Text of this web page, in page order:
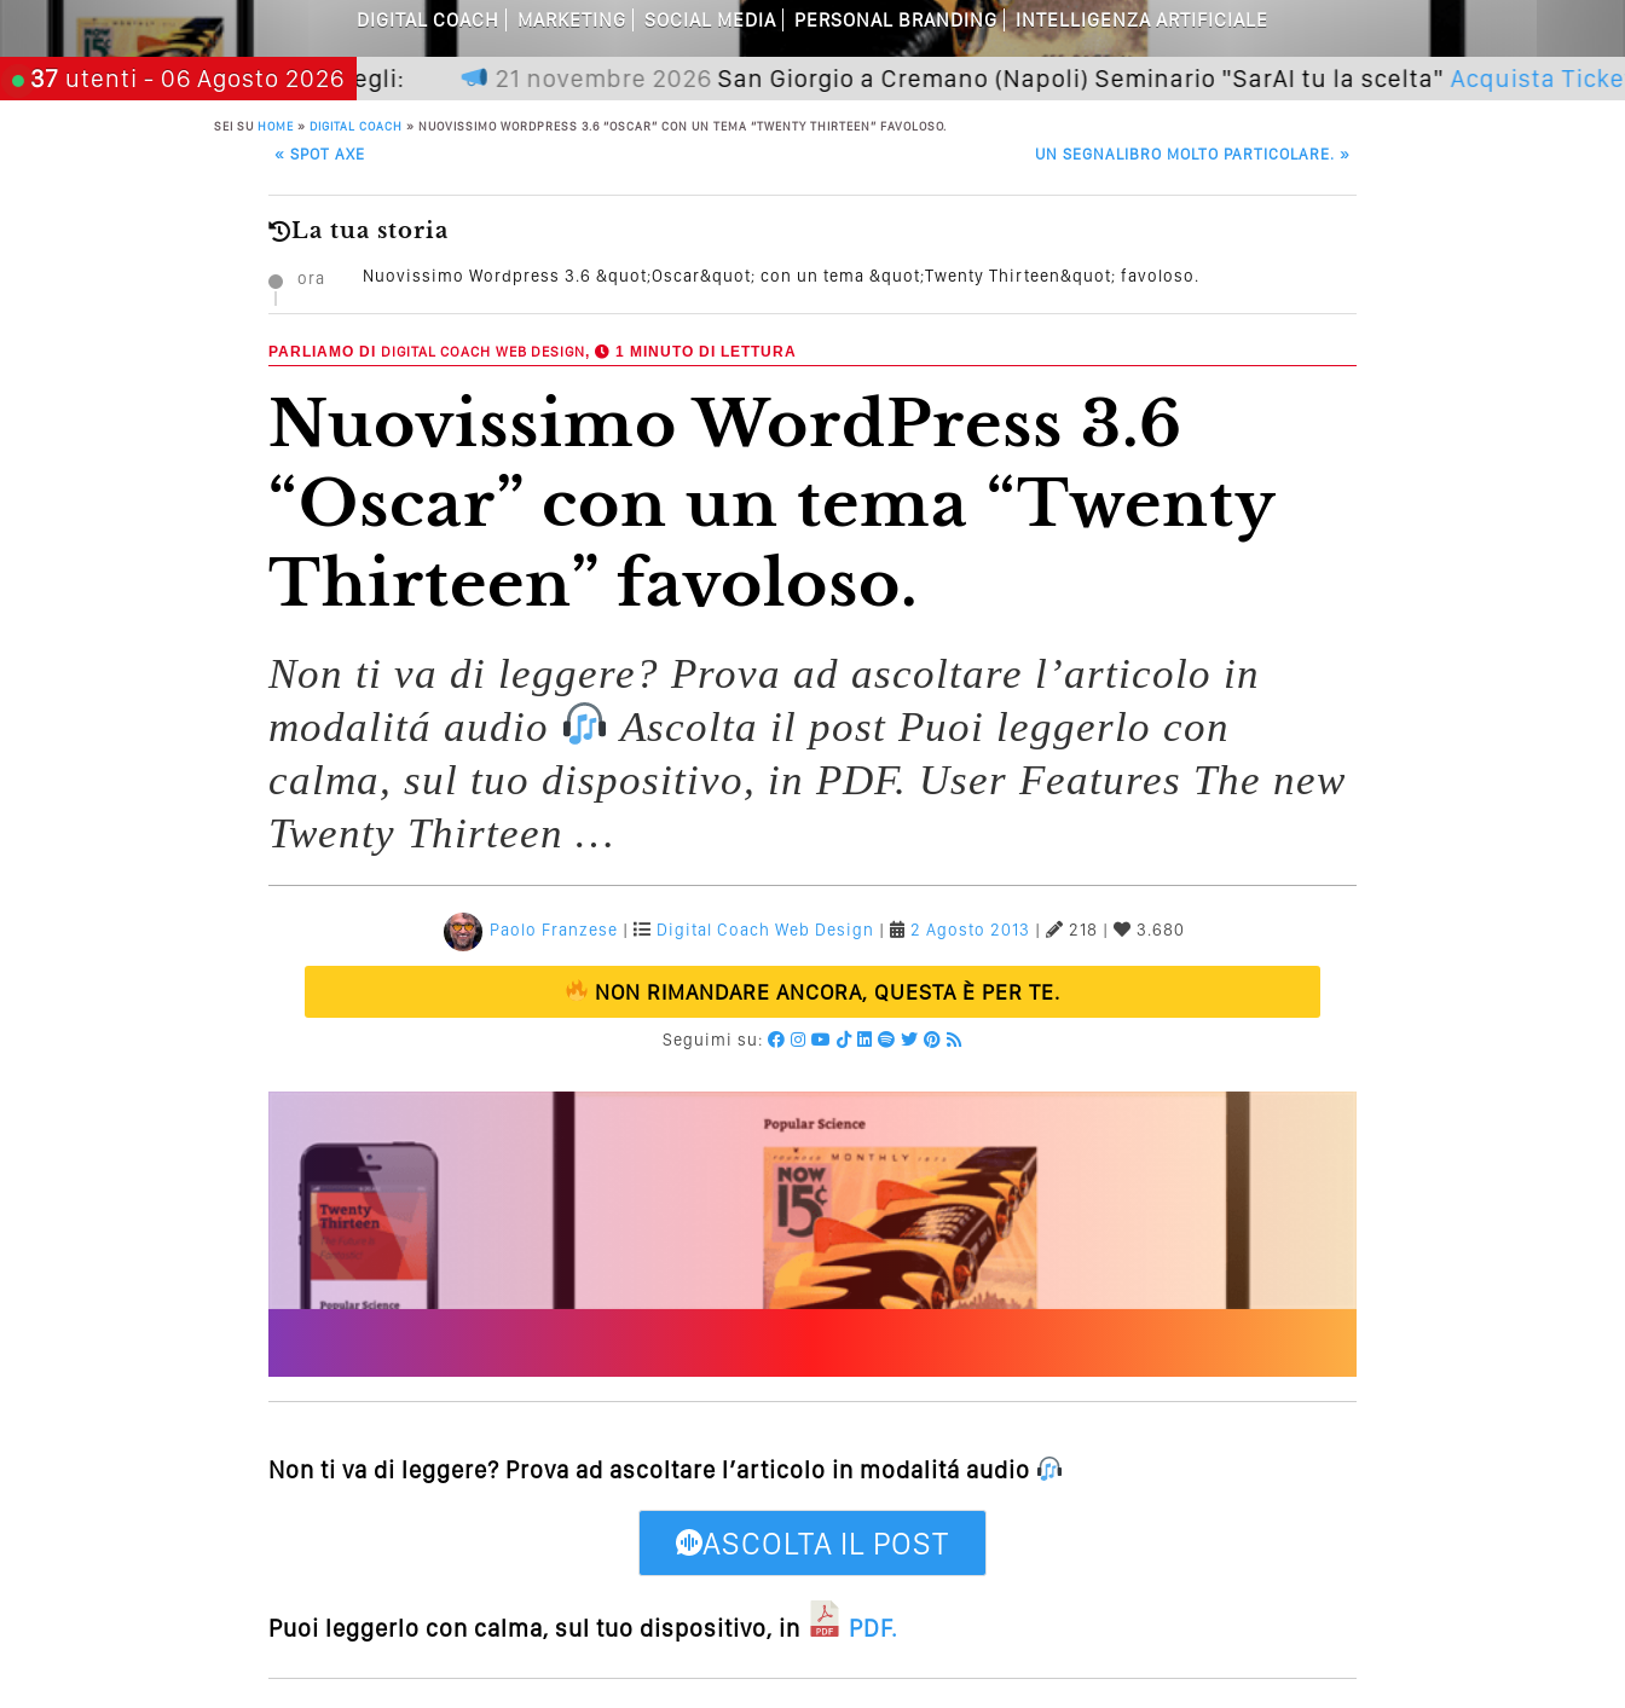
Perché Non Guadagni Sui Social Media? Probabilmente Tutto Peggiorerà
Quali Sono Gli Errori Della Comunicazione Politica? Il Caso Delle Braccia Incrociate
Come Promuoversi Nel Wedding? Il Mio Intervento Per L’Accademia Del Wedding
DIGITAL COACH MARKETING SOCIAL MEDIA PERSONAL BRANDING INTELLIGENZA ARTIFICIALE
37 utenti - 06 Agosto 2026
chi aspetta, scegli: 21 novembre 2026San Giorgio a Cremano (Napoli) Seminario "SarAI tu la scelta" Acquista Ticket
SEI SU HOME » DIGITAL COACH » NUOVISSIMO WORDPRESS 3.6 “OSCAR” CON UN TEMA “TWENTY THIRTEEN” FAVOLOSO.
POST NAVIGATION
« SPOT AXE UN SEGNALIBRO MOLTO PARTICOLARE. »
La tua storia
ora Nuovissimo Wordpress 3.6 &quot;Oscar&quot; con un tema &quot;Twenty Thirteen&quot; favoloso.
PARLIAMO DI DIGITAL COACH WEB DESIGN, 1 MINUTO DI LETTURA
Nuovissimo WordPress 3.6
“Oscar” con un tema “Twenty
Thirteen” favoloso.
Non ti va di leggere? Prova ad ascoltare l’articolo in
modalitá audio
Ascolta il post Puoi leggerlo con
calma, sul tuo dispositivo, in PDF. User Features The new
Twenty Thirteen …
Paolo Franzese | Digital Coach Web Design | 2 Agosto 2013 | 218 | 3.680
NON RIMANDARE ANCORA, QUESTA È PER TE.
Seguimi su:
Non ti va di leggere? Prova ad ascoltare l’articolo in modalitá audio
ASCOLTA IL POST
Puoi leggerlo con calma, sul tuo dispositivo, in PDF.